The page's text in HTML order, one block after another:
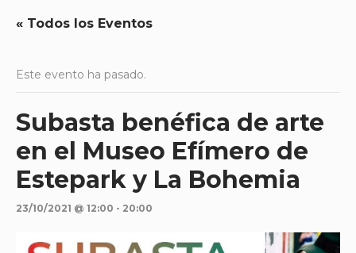
« Todos los Eventos
Este evento ha pasado.
Subasta benéfica de arte
en el Museo Efímero de
Estepark y La Bohemia
23/10/2021 @ 12:00 - 20:00